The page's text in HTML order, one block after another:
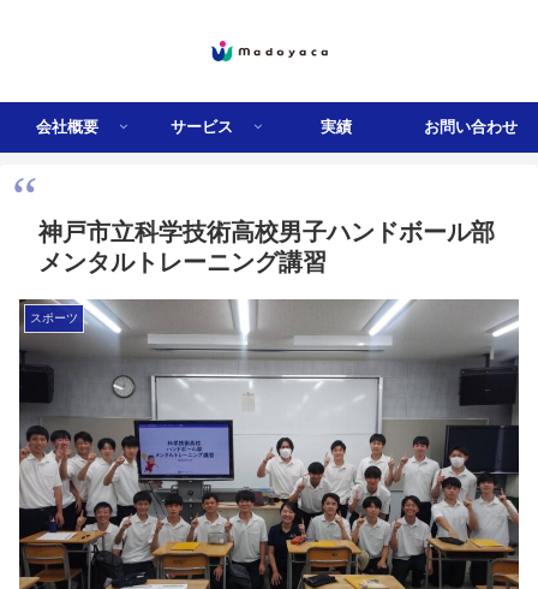
会社概要 サービス 実績 お問い合わせ
神戸市立科学技術高校男子ハンドボール部
メンタルトレーニング講習
スポーツ